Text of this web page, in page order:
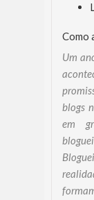
Como
Um
blogs
em